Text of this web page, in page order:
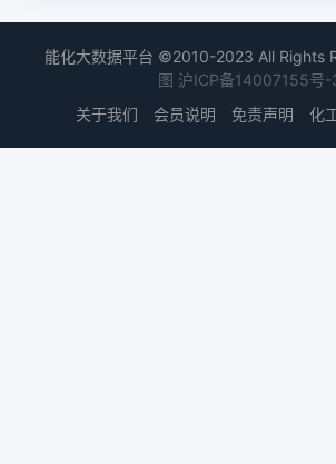
能化大数据平台 ©2010-2023 All Rights
图 沪ICP备14007155号-
关于我们
会员说明 免责声明 化